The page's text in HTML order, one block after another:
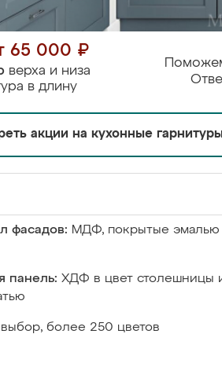
65 000 ₽
верха и низа
в длину
акции на кухонные гарнитуры
фасадов: МДФ, покрытые эмалью
панель: ХДФ в цвет столешницы
более 250 цветов